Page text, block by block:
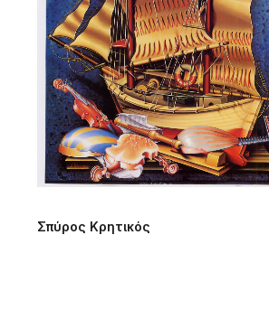
Σπύρος Κρητικός